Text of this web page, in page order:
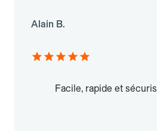
Alain B.
Facile, rapide et